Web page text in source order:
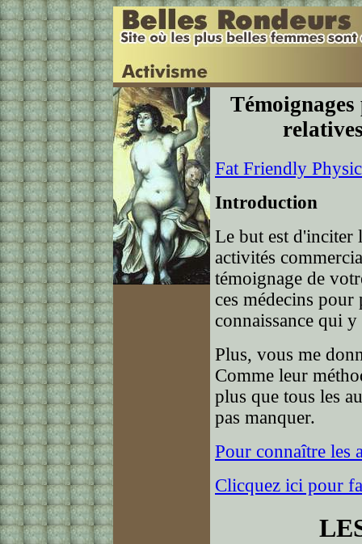
Fat Friendly
Introduction
Le but est d'inciter
activités
témoignage de
ces médecins
connaissance qui y
Plus, vous me
Comme leur
plus que tous les
pas manquer.
Pour connaître les
Clicquez ici pour